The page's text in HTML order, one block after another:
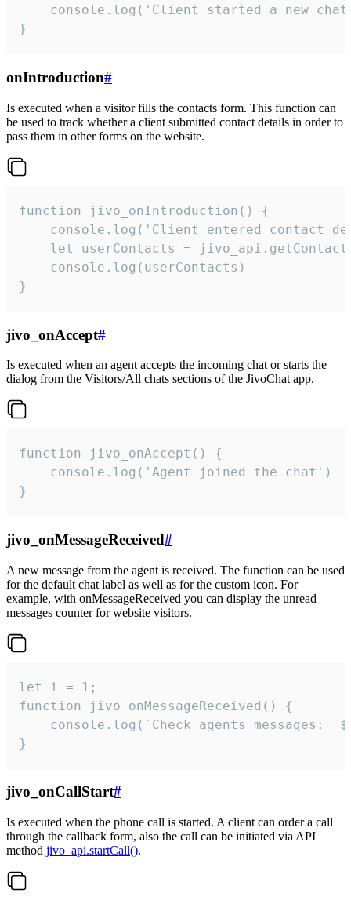
console.log('Client started a new
}
onIntroduction#
Is executed when a visitor fills the contacts form. This function can
be used to track whether a client submitted contact details in order to
pass them in other forms on the website.
function jivo_onIntroduction() {
console.log('Client entered contact
let userContacts =
    console.log(userContacts)
}
jivo_onAccept#
Is executed when an agent accepts the incoming chat or starts the
dialog from the Visitors/All chats sections of the JivoChat app.
function jivo_onAccept() {
}
jivo_onMessageReceived#
A new message from the agent is received. The function can be used
for the default chat label as well as for the custom icon. For
example, with onMessageReceived you can display the unread
messages counter for website visitors.
let i = 1;
function jivo_onMessageReceived() {
}
jivo_onCallStart#
Is executed when the phone call is started. A client can order a call
through the callback form, also the call can be initiated via API
method jivo_api.startCall().